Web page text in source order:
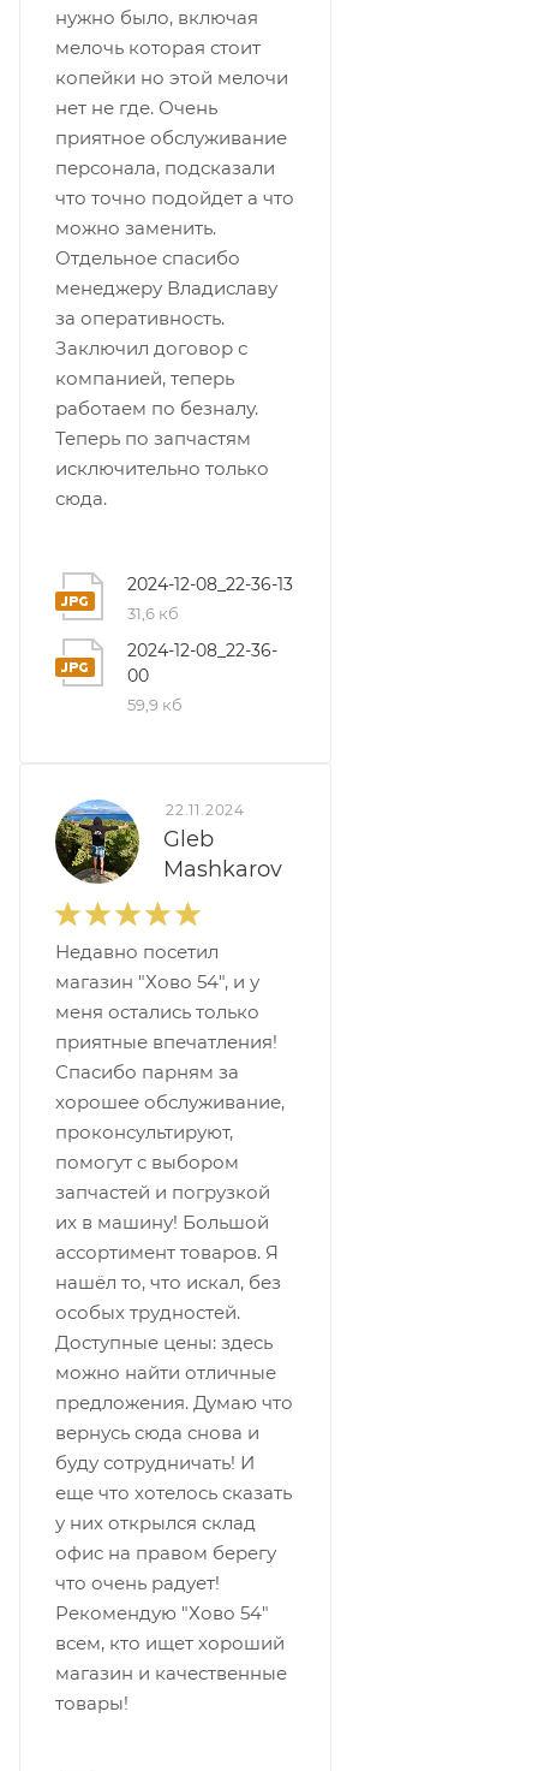
нужно было, включая
мелочь которая стоит
копейки но этой мелочи
нет не где. Очень
приятное обслуживание
персонала, подсказали
что точно подойдет а что
можно заменить.
Отдельное спасибо
менеджеру Владиславу
за оперативность.
Заключил договор с
компанией, теперь
работаем по безналу.
Теперь по запчастям
исключительно только
сюда.
2024-12-08_22-36-13
31,6 кб
2024-12-08_22-36-
00
59,9 кб
22.11.2024
Gleb
Mashkarov
Недавно посетил
магазин "Хово 54", и у
меня остались только
приятные впечатления!
Спасибо парням за
хорошее обслуживание,
проконсультируют,
помогут с выбором
запчастей и погрузкой
их в машину! Большой
ассортимент товаров. Я
нашёл то, что искал, без
особых трудностей.
Доступные цены: здесь
можно найти отличные
предложения. Думаю что
вернусь сюда снова и
буду сотрудничать! И
еще что хотелось сказать
у них открылся склад
офис на правом берегу
что очень радует!
Рекомендую "Хово 54"
всем, кто ищет хороший
магазин и качественные
товары!